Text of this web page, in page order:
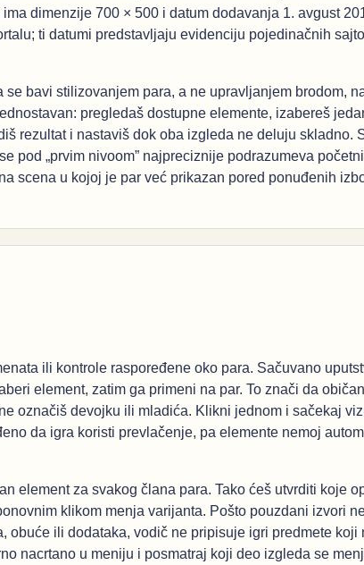
dimenzije 700 × 500 i datum dodavanja 1. avgust
ti datumi predstavljaju evidenciju pojedinačnih
bavi stilizovanjem para, a ne upravljanjem brodom,
pregledaš dostupne elemente, izabereš
rezultat i nastaviš dok oba izgleda ne deluju skladno.
pod „prvim nivoom” najpreciznije podrazumeva
scena u kojoj je par već prikazan pored ponuđenih
ili kontrole raspoređene oko para. Sačuvano
element, zatim ga primeni na par. To znači da
označiš devojku ili mladića. Klikni jednom i sačekaj
da igra koristi prevlačenje, pa elemente nemoj
element za svakog člana para. Tako ćeš utvrditi koje
klikom menja varijanta. Pošto pouzdani izvori
obuće ili dodataka, vodič ne pripisuje igri predmete koji
nacrtano u meniju i posmatraj koji deo izgleda se